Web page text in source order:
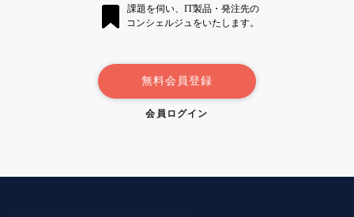
課題を伺い、IT製品・発注先の
コンシェルジュをいたします。
無料会員登録
会員ログイン